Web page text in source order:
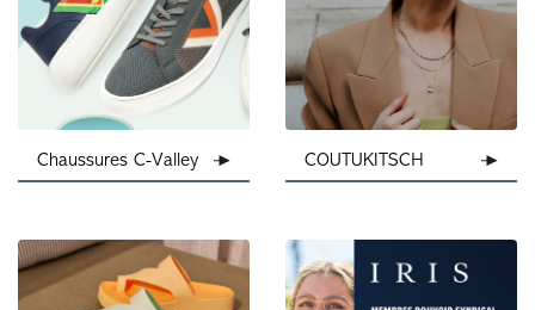
Chaussures C-Valley COUTUKITSCH